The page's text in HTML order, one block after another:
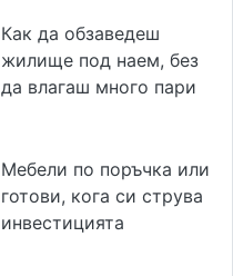
Как да обзаведеш
жилище под наем, без
да влагаш много пари
Мебели по поръчка или
готови, кога си струва
инвестицията